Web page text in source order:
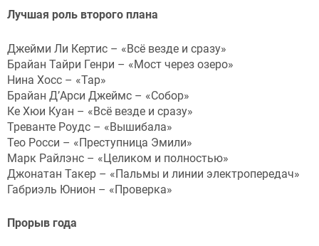
Лучшая роль второго плана
Джейми Ли Кертис – «Всё везде и сразу»
Брайан Тайри Генри – «Мост через озеро»
Нина Хосс – «Тар»
Брайан Д’Арси Джеймс – «Собор»
Ке Хюи Куан – «Всё везде и сразу»
Треванте Роудс – «Вышибала»
Тео Росси – «Преступница Эмили»
Марк Райлэнс – «Целиком и полностью»
Джонатан Такер – «Пальмы и линии электропередач»
Габриэль Юнион – «Проверка»
Прорыв года